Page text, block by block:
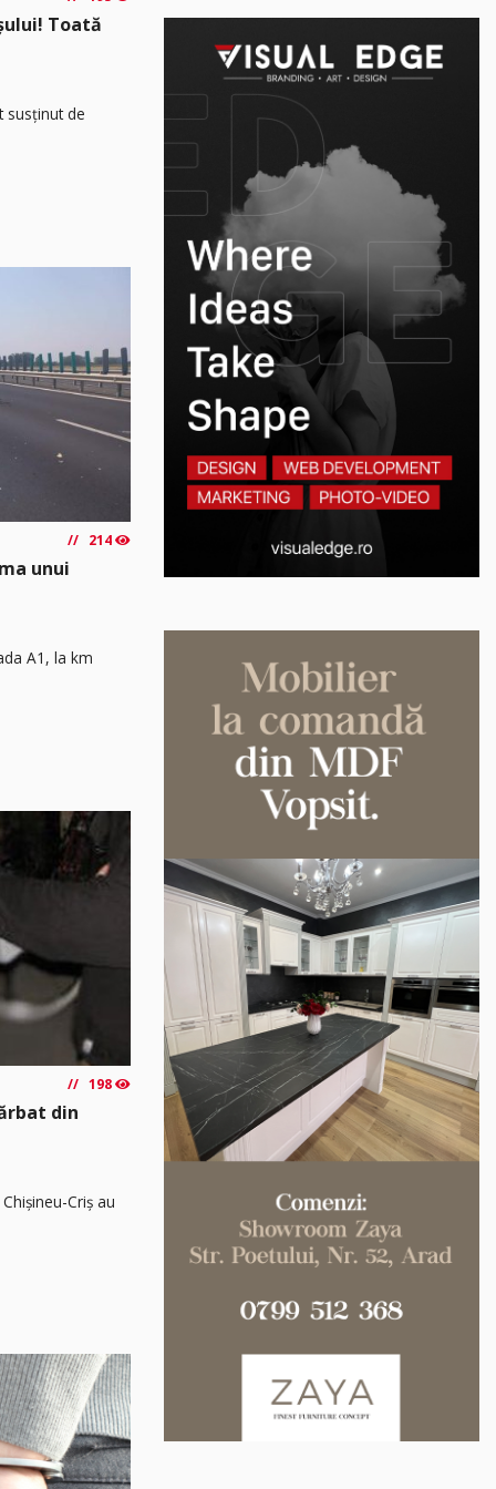
Toată
susținut de
214
unui
A1, la km
198
din
Criș au